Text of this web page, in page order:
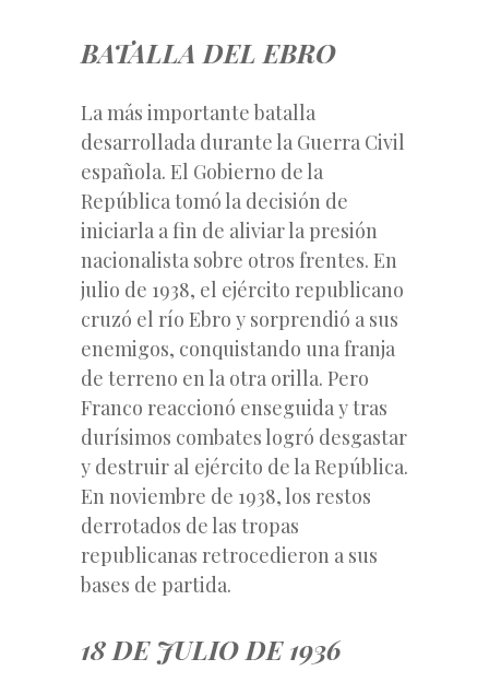
BATALLA DEL EBRO
La más importante batalla
desarrollada durante la Guerra Civil
española. El Gobierno de la
República tomó la decisión de
iniciarla a fin de aliviar la presión
nacionalista sobre otros frentes. En
julio de 1938, el ejército republicano
cruzó el río Ebro y sorprendió a sus
enemigos, conquistando una franja
de terreno en la otra orilla. Pero
Franco reaccionó enseguida y tras
durísimos combates logró desgastar
y destruir al ejército de la República.
En noviembre de 1938, los restos
derrotados de las tropas
republicanas retrocedieron a sus
bases de partida.
18 DE JULIO DE 1936